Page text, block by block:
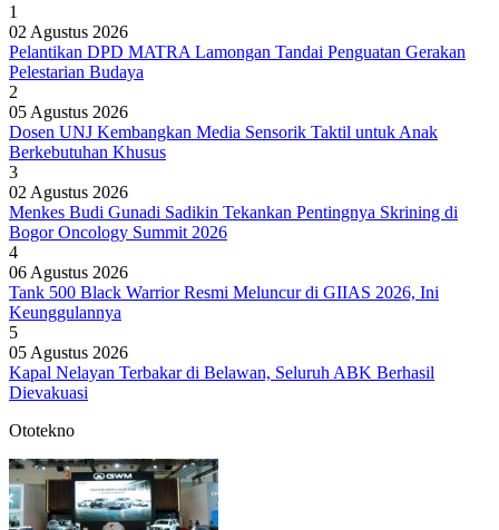
1
02 Agustus 2026
Pelantikan DPD MATRA Lamongan Tandai Penguatan Gerakan
Pelestarian Budaya
2
05 Agustus 2026
Dosen UNJ Kembangkan Media Sensorik Taktil untuk Anak
Berkebutuhan Khusus
3
02 Agustus 2026
Menkes Budi Gunadi Sadikin Tekankan Pentingnya Skrining di
Bogor Oncology Summit 2026
4
06 Agustus 2026
Tank 500 Black Warrior Resmi Meluncur di GIIAS 2026, Ini
Keunggulannya
5
05 Agustus 2026
Kapal Nelayan Terbakar di Belawan, Seluruh ABK Berhasil
Dievakuasi
Ototekno